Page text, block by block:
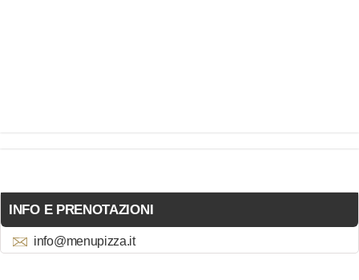
INFO E PRENOTAZIONI
info@menupizza.it